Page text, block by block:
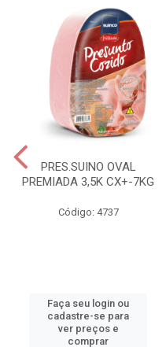
PRES.SUINO OVAL
PREMIADA 3,5K CX+-7KG
Código: 4737
Faça seu login ou
cadastre-se para
ver preços e
comprar